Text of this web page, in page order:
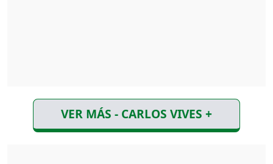
VER MÁS - CARLOS VIVES +